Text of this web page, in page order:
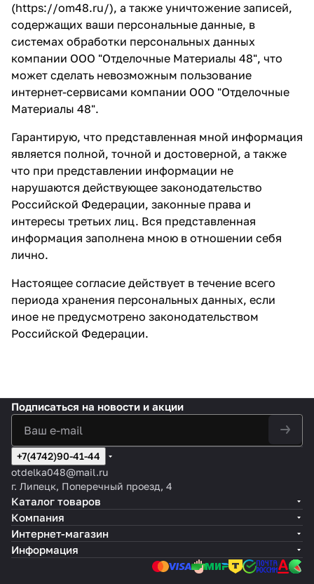
(https://om48.ru/), а также уничтожение записей,
содержащих ваши персональные данные, в
системах обработки персональных данных
компании ООО "Отделочные Материалы 48", что
может сделать невозможным пользование
интернет-сервисами компании ООО "Отделочные
Материалы 48".
Гарантирую, что представленная мной информация
является полной, точной и достоверной, а также
что при представлении информации не
нарушаются действующее законодательство
Российской Федерации, законные права и
интересы третьих лиц. Вся представленная
информация заполнена мною в отношении себя
лично.
Настоящее согласие действует в течение всего
периода хранения персональных данных, если
иное не предусмотрено законодательством
Российской Федерации.
Подписаться на новости и акции
+7(4742)90-41-44
otdelka048@mail.ru
г. Липецк, Поперечный проезд, 4
Каталог товаров
Компания
Интернет-магазин
Информация